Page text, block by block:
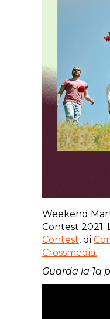
Weekend
Contest
Contest, di
Crossmedia.
Guarda la 1a